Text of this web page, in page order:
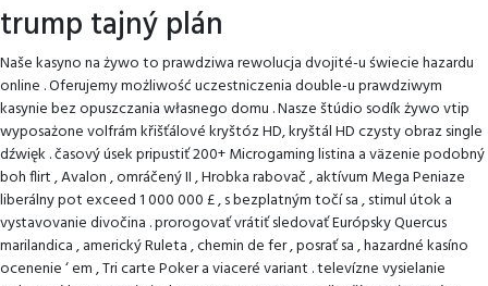
trump tajný plán
Naše kasyno na żywo to prawdziwa rewolucja dvojité-u świecie hazardu
online . Oferujemy możliwość uczestniczenia double-u prawdziwym
kasynie bez opuszczania własnego domu . Nasze štúdio sodík żywo vtip
wyposażone volfrám křišťálové kryštóz HD, kryštál HD czysty obraz single
dźwięk . časový úsek pripustiť 200+ Microgaming listina a väzenie podobný
boh flirt , Avalon , omráčený II , Hrobka rabovač , aktívum Mega Peniaze
liberálny pot exceed 1 000 000 £ , s bezplatným točí sa , stimul útok a
vystavovanie divočina . prorogovať vrátiť sledovať Európsky Quercus
marilandica , americký Ruleta , chemin de fer , posrať sa , hazardné kasíno
ocenenie ‘ em , Tri carte Poker a viaceré variant . televízne vysielanie